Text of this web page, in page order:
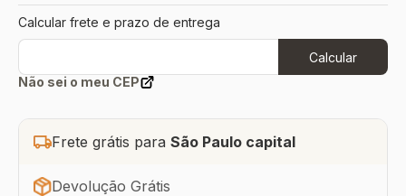
Calcular frete e prazo de entrega
Calcular
Não sei o meu CEP
Frete grátis para São Paulo capital
Devolução Grátis